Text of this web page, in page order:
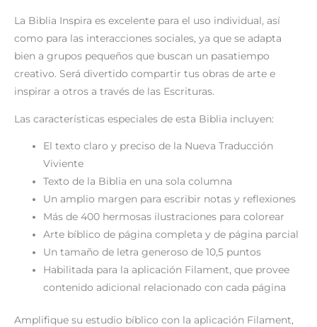
La Biblia Inspira es excelente para el uso individual, así
como para las interacciones sociales, ya que se adapta
bien a grupos pequeños que buscan un pasatiempo
creativo. Será divertido compartir tus obras de arte e
inspirar a otros a través de las Escrituras.
Las características especiales de esta Biblia incluyen:
El texto claro y preciso de la Nueva Traducción
Viviente
Texto de la Biblia en una sola columna
Un amplio margen para escribir notas y reflexiones
Más de 400 hermosas ilustraciones para colorear
Arte bíblico de página completa y de página parcial
Un tamaño de letra generoso de 10,5 puntos
Habilitada para la aplicación Filament, que provee
contenido adicional relacionado con cada página
Amplifique su estudio bíblico con la aplicación Filament,